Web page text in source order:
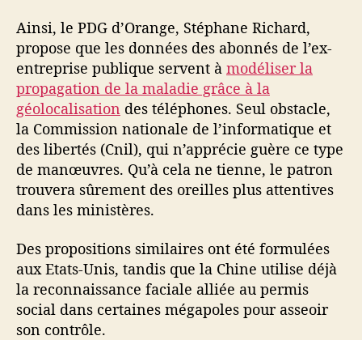
Ainsi, le PDG d’Orange, Stéphane Richard,
propose que les données des abonnés de l’ex-
entreprise publique servent à modéliser la
propagation de la maladie grâce à la
géolocalisation des téléphones. Seul obstacle,
la Commission nationale de l’informatique et
des libertés (Cnil), qui n’apprécie guère ce type
de manœuvres. Qu’à cela ne tienne, le patron
trouvera sûrement des oreilles plus attentives
dans les ministères.
Des propositions similaires ont été formulées
aux Etats-Unis, tandis que la Chine utilise déjà
la reconnaissance faciale alliée au permis
social dans certaines mégapoles pour asseoir
son contrôle.